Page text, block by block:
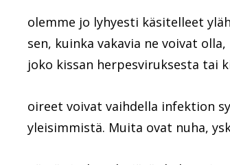
olemme jo lyhyesti käsitelleet
sen, kuinka vakavia ne voivat
joko kissan herpesviruksesta tai
oireet voivat vaihdella infektion
yleisimmistä. Muita ovat nuha,